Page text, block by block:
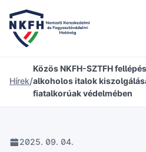
Hírek/
Közös NKFH-SZTFH
alkoholos italok
fiatalkorúak védelmében
2025. 09. 04.